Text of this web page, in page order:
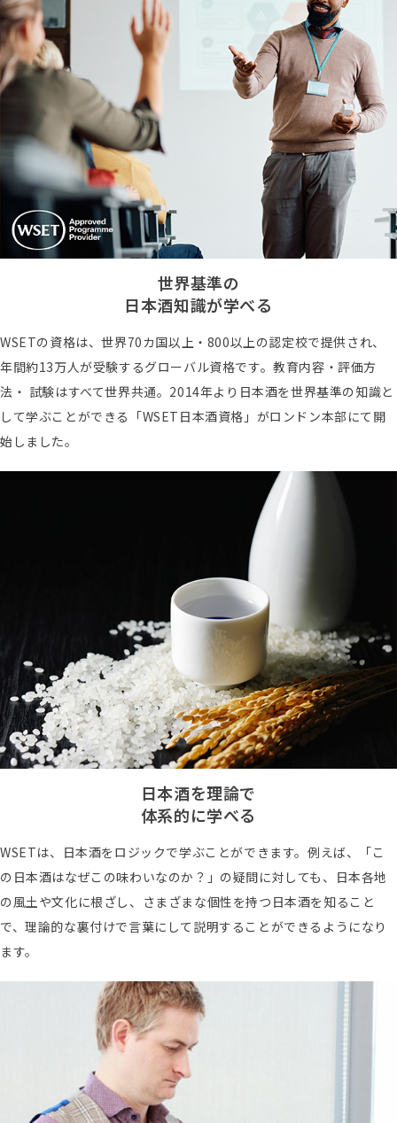
世界基準の
日本酒知識が学べる
WSETの資格は、世界70カ国以上・800以上の認定校で提供され、
年間約13万人が受験するグローバル資格です。教育内容・評価方
法・ 試験はすべて世界共通。2014年より日本酒を世界基準の知識と
して学ぶことができる「WSET日本酒資格」がロンドン本部にて開
始しました。
日本酒を理論で
体系的に学べる
WSETは、日本酒をロジックで学ぶことができます。例えば、「こ
の日本酒はなぜこの味わいなのか？」の疑問に対しても、日本各地
の風土や文化に根ざし、さまざまな個性を持つ日本酒を知ること
で、理論的な裏付けで言葉にして説明することができるようになり
ます。